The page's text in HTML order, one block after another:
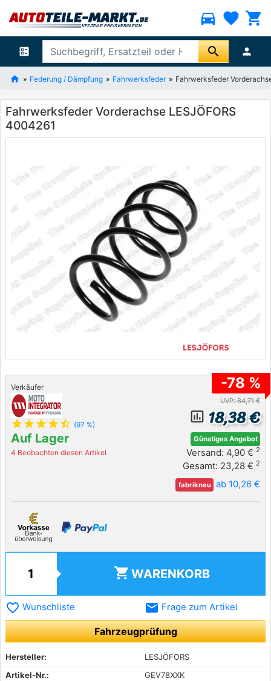
directions_car favorite shopping_cart
ballot search person
Federung / Dämpfung Fahrwerksfeder Fahrwerksfeder
Fahrwerksfeder Vorderachse LESJÖFORS
4004261
Verkäufer
star star star star star_half (97 %)
Auf Lager
4 Beobachten diesen Artikel
-78 %
UVP: 84,71 €
insert_chart_outlined 18,38 €
Günstiges Angebot
Versand: 4,90 € 2
Gesamt: 23,28 € 2
fabrikneu ab 10,26 €
shopping_cart WARENKORB
favorite_border Wunschliste email Frage zum Artikel
Fahrzeugprüfung
Hersteller:
LESJÖFORS
Artikel-Nr.:
GEV78XXK